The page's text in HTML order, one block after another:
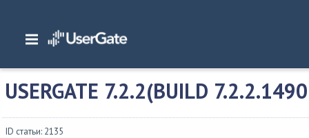
Главная/ Описание версий/UserGate SUMMA
USERGATE 7.2.2(BUILD
ID статьи: 2135